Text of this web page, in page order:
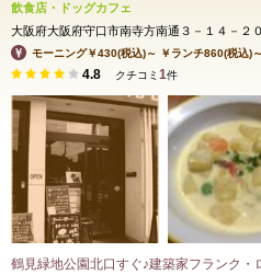
飲食店・ドッグカフェ
大阪府大阪府守口市南寺方南通３－１４－２０
モーニング￥430(税込)～ ￥ランチ860(税込)
4.8 クチコミ 1件
鶴見緑地公園北口すぐ♪建築家フランク